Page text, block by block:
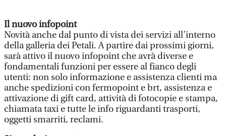
Il nuovo infopoint
Novità anche dal punto di vista dei servizi all’interno
della galleria dei Petali. A partire dai prossimi giorni,
sarà attivo il nuovo infopoint che avrà diverse e
fondamentali funzioni per essere al fianco degli
utenti: non solo informazione e assistenza clienti ma
anche spedizioni con fermopoint e brt, assistenza e
attivazione di gift card, attività di fotocopie e stampa,
chiamata taxi e tutte le info riguardanti trasporti,
oggetti smarriti, reclami.